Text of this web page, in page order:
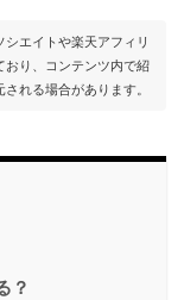
エイトや楽天アフィリ
おり、コンテンツ内で紹
れる場合があります。
？